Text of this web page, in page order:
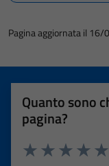
Pagina aggiornata il
Quanto sono
pagina?